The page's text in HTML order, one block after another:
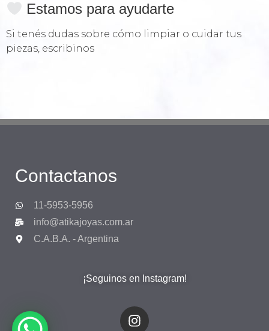
Estamos para ayudarte
Si tenés dudas sobre cómo limpiar o cuidar tus
piezas, escribinos
Contactanos
11-5953-5956
info@atikajoyas.com.ar
C.A.B.A. - Argentina
¡Seguinos en Instagram!